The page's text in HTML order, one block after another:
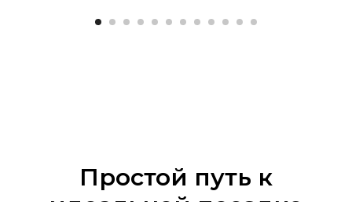
Простой путь к